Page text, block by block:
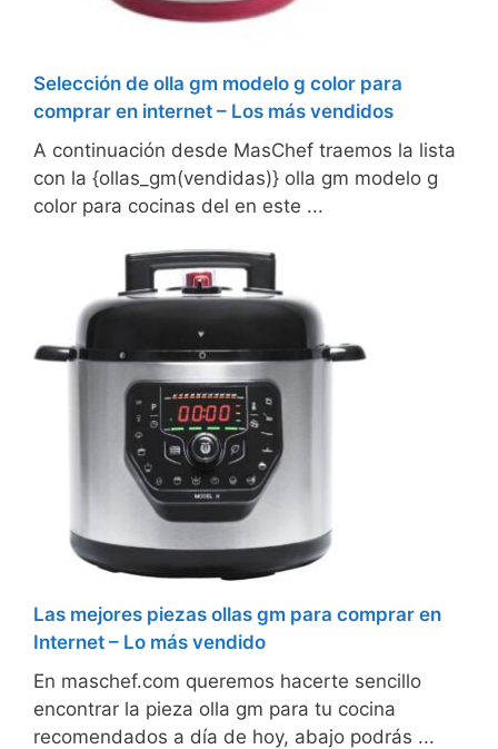
Selección de olla gm modelo g color para
comprar en internet – Los más vendidos
A continuación desde MasChef traemos la lista
con la {ollas_gm(vendidas)} olla gm modelo g
color para cocinas del en este ...
Las mejores piezas ollas gm para comprar en
Internet – Lo más vendido
En maschef.com queremos hacerte sencillo
encontrar la pieza olla gm para tu cocina
recomendados a día de hoy, abajo podrás ...